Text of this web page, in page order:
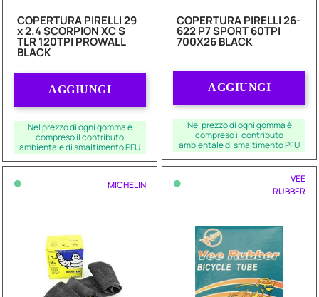
COPERTURA PIRELLI 29
x 2.4 SCORPION XC S
TLR 120TPI PROWALL
BLACK
AGGIUNGI
Nel prezzo di ogni gomma è
compreso il contributo
ambientale di smaltimento PFU
COPERTURA PIRELLI 26-
622 P7 SPORT 60TPI
700X26 BLACK
AGGIUNGI
Nel prezzo di ogni gomma è
compreso il contributo
ambientale di smaltimento PFU
• MICHELIN •
VEE
RUBBER